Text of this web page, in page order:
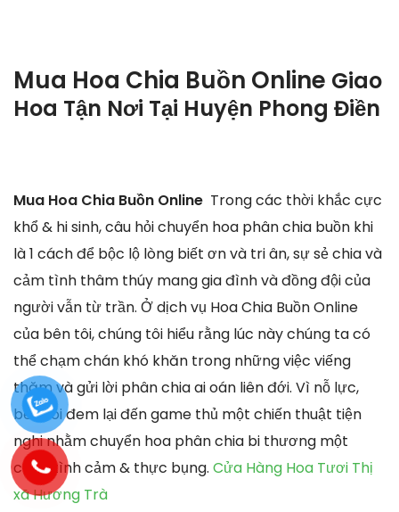
Mua Hoa Chia Buồn Online Giao
Hoa Tận Nơi Tại Huyện Phong Điền
Mua Hoa Chia Buồn Online Trong các thời khắc cực
khổ & hi sinh, câu hỏi chuyển hoa phân chia buồn khi
là 1 cách để bộc lộ lòng biết ơn và tri ân, sự sẻ chia và
cảm tình thâm thúy mang gia đình và đồng đội của
người vẫn từ trần. Ở dịch vụ Hoa Chia Buồn Online
của bên tôi, chúng tôi hiểu rằng lúc này chúng ta có
thể chạm chán khó khăn trong những việc viếng
thăm và gửi lời phân chia ai oán liên đới. Vì nỗ lực,
bên tôi đem lại đến game thủ một chiến thuật tiện
nghi nhằm chuyển hoa phân chia bi thương một
cách tình cảm & thực bụng. Cửa Hàng Hoa Tươi Thị
xã Hương Trà